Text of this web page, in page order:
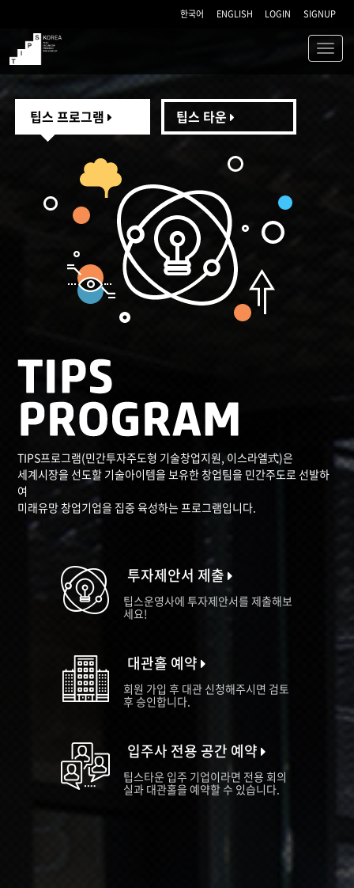
한국어 ENGLISH LOGIN SIGNUP
TIPS
팁스 프로그램 팁스 타운
TIPS프로그램(민간투자주도형 기술창업지원, 이스라엘式)은
세계시장을 선도할 기술아이템을 보유한 창업팀을 민간주도로 선발하
여
미래유망 창업기업을 집중 육성하는 프로그램입니다.
투자제안서 제출
팁스운영사에 투자제안서를 제출해보
세요!
대관홀 예약
회원 가입 후 대관 신청해주시면 검토
후 승인합니다.
입주사 전용 공간 예약
팁스타운 입주 기업이라면 전용 회의
실과 대관홀을 예약할 수 있습니다.